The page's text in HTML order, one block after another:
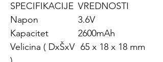
SPECIFIKACIJE VREDNOSTI
Napon
3.6V
Kapacitet
2600mAh
Velicina ( DxŠxV 65 x 18 x 18 mm